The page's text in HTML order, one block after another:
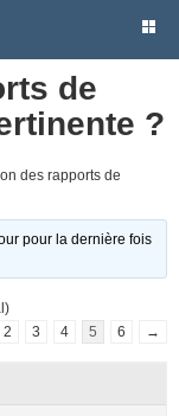
de
?
des rapports de
pour la dernière fois
2 3 4 5 6 →